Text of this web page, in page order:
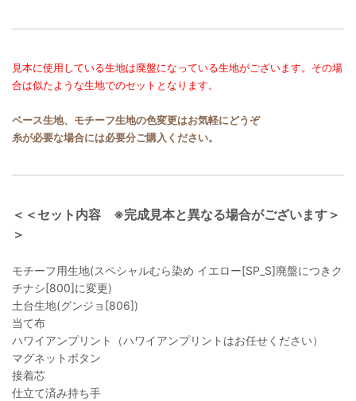
見本に使用している生地は廃盤になっている生地がございます。その場
合は似たような生地でのセットとなります。
ベース生地、モチーフ生地の色変更はお気軽にどうぞ
糸が必要な場合には必要分ご購入ください。
＜＜セット内容 ※完成見本と異なる場合がございます＞
＞
モチーフ用生地(スペシャルむら染め イエロー[SP_S]廃盤につきク
チナシ[800]に変更)
土台生地(グンジョ[806])
当て布
ハワイアンプリント（ハワイアンプリントはお任せください）
マグネットボタン
接着芯
仕立て済み持ち手